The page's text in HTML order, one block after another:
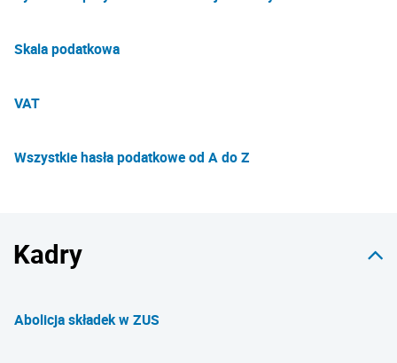
Skala podatkowa
VAT
Wszystkie hasła podatkowe od A do Z
Kadry
Abolicja składek w ZUS